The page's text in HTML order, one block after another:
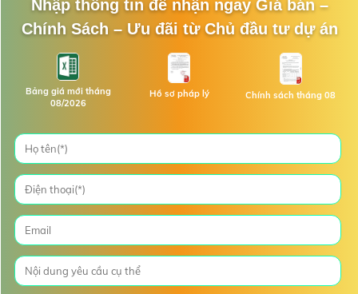
Nhập thông tin để nhận ngay Giá bán –
Chính Sách – Ưu đãi từ Chủ đầu tư dự án
Bảng giá mới tháng
08/2026
Hồ sơ pháp lý Chính sách tháng 08